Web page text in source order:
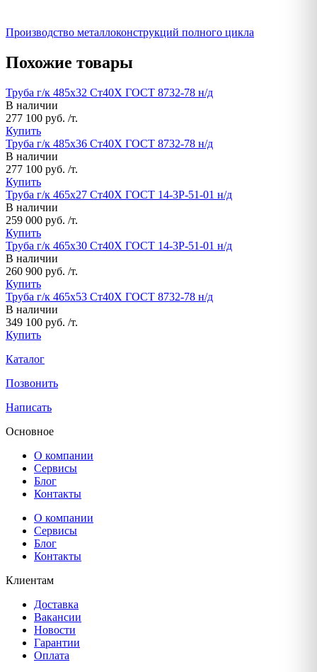
Производство металлоконструкций полного цикла
Похожие товары
Труба г/к 485х32 Ст40Х ГОСТ 8732-78 н/д
В наличии
277 100 руб. /т.
Купить
Труба г/к 485х36 Ст40Х ГОСТ 8732-78 н/д
В наличии
277 100 руб. /т.
Купить
Труба г/к 465х27 Ст40Х ГОСТ 14-3Р-51-01 н/д
В наличии
259 000 руб. /т.
Купить
Труба г/к 465х30 Ст40Х ГОСТ 14-3Р-51-01 н/д
В наличии
260 900 руб. /т.
Купить
Труба г/к 465х53 Ст40Х ГОСТ 8732-78 н/д
В наличии
349 100 руб. /т.
Купить
Каталог
Позвонить
Написать
Основное
О компании
Сервисы
Блог
Контакты
О компании
Сервисы
Блог
Контакты
Клиентам
Доставка
Вакансии
Новости
Гарантии
Оплата